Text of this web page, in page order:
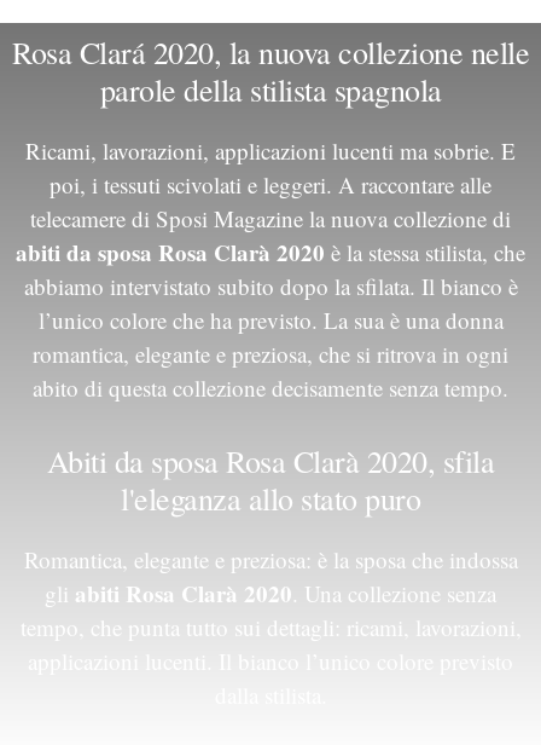
Rosa Clará 2020, la nuova collezione nelle
parole della stilista spagnola
Ricami, lavorazioni, applicazioni lucenti ma sobrie. E
poi, i tessuti scivolati e leggeri. A raccontare alle
telecamere di Sposi Magazine la nuova collezione di
abiti da sposa Rosa Clarà 2020 è la stessa stilista, che
abbiamo intervistato subito dopo la sfilata. Il bianco è
l’unico colore che ha previsto. La sua è una donna
romantica, elegante e preziosa, che si ritrova in ogni
abito di questa collezione decisamente senza tempo.
Abiti da sposa Rosa Clarà 2020, sfila
l'eleganza allo stato puro
Romantica, elegante e preziosa: è la sposa che indossa
gli abiti Rosa Clarà 2020. Una collezione senza
tempo, che punta tutto sui dettagli: ricami, lavorazioni,